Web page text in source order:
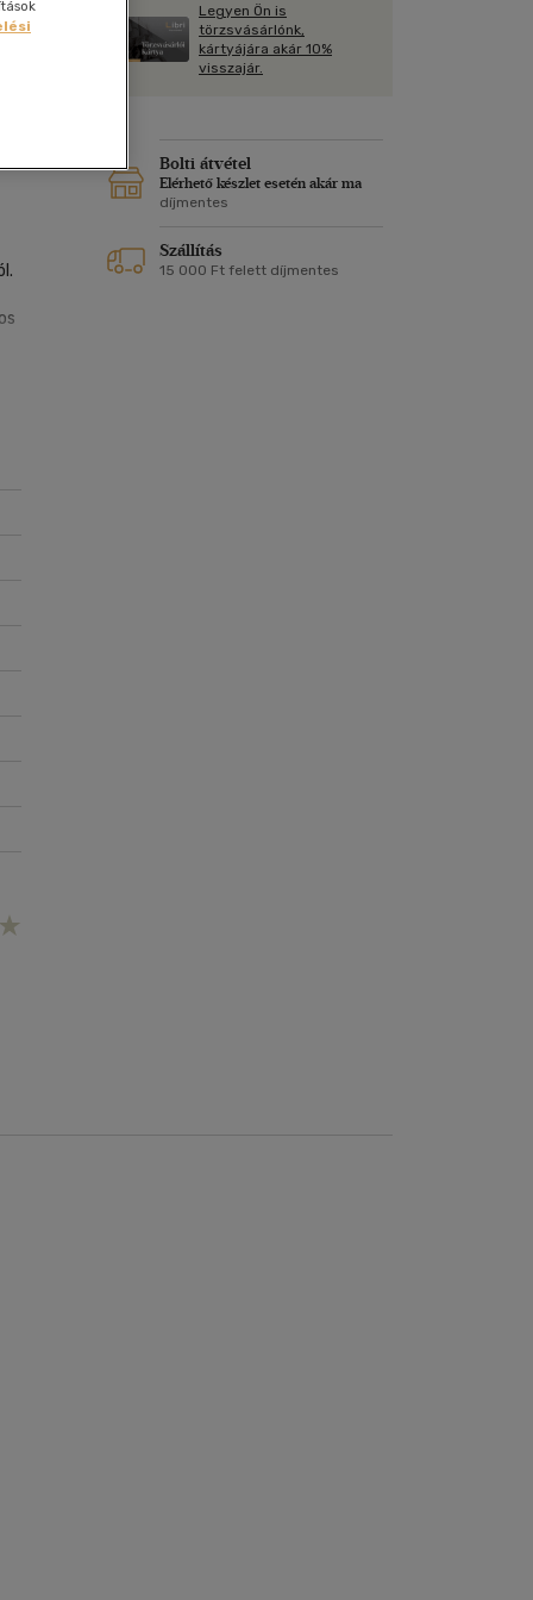
Kártya
Képeslap
Naptár
Vallás, mitológia
Legyen Ön is
törzsvásárlónk,
kártyájára akár 10%
visszajár.
Bolti átvétel
Elérhető készlet esetén akár ma
díjmentes
Szállítás
15 000 Ft felett díjmentes